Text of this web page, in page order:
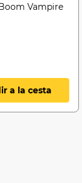
Vampire
a la cesta